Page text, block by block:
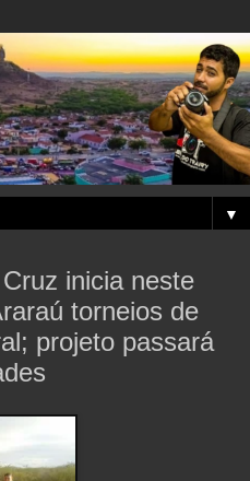
▼
inicia neste
torneios de
projeto passará